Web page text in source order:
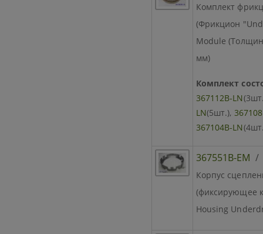
Комплект
(Фрикцион
Module
мм)
Комплект
367112B-LN
LN(5шт.),
367104B-LN
367551B-EM
Корпус
(фиксирующее
Housing